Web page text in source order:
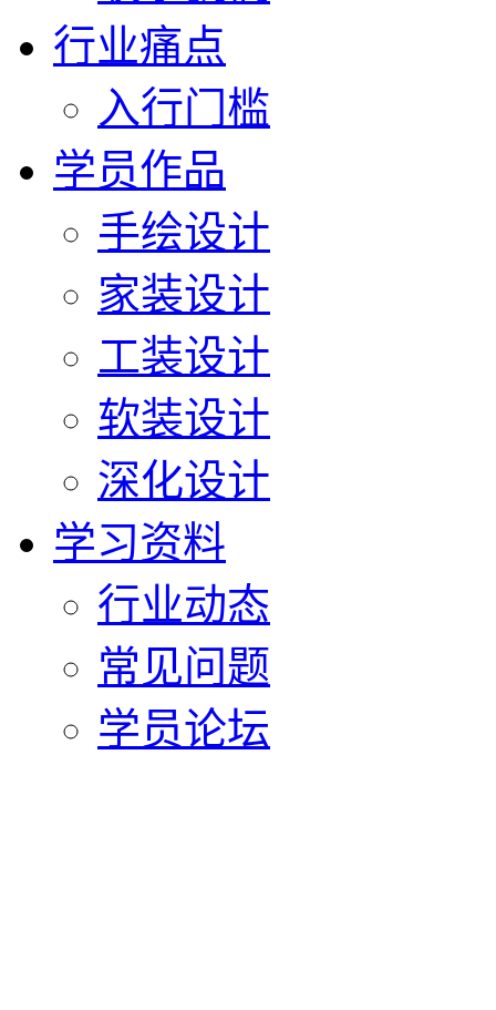
行业痛点
入行门槛
学员作品
手绘设计
家装设计
工装设计
软装设计
深化设计
学习资料
行业动态
常见问题
学员论坛